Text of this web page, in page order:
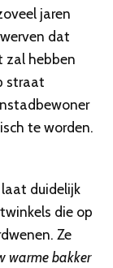
jaren
dat
zal hebben
straat
te worden.
duidelijk
die op
Ze
warme bakker